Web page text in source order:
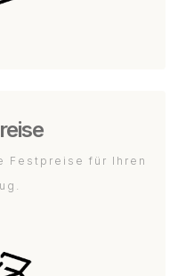
Festpreise für Ihren